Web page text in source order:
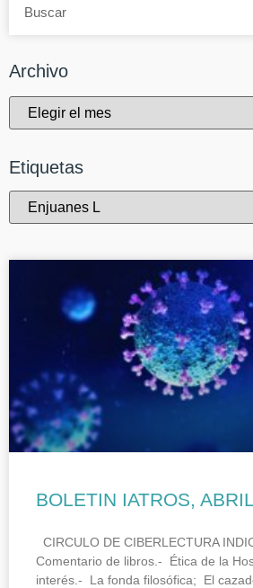
Archivo
Etiquetas
BOLETIN IATROS,
CIRCULO DE CIBERLECTURA
Comentario de libros.- Ética de la
interés.- La fonda filosófica; El